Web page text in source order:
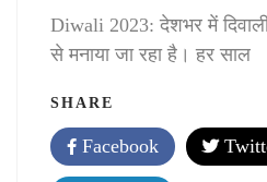
Diwali 2023: देशभर में
से मनाया जा रहा है। हर साल
SHARE
Facebook